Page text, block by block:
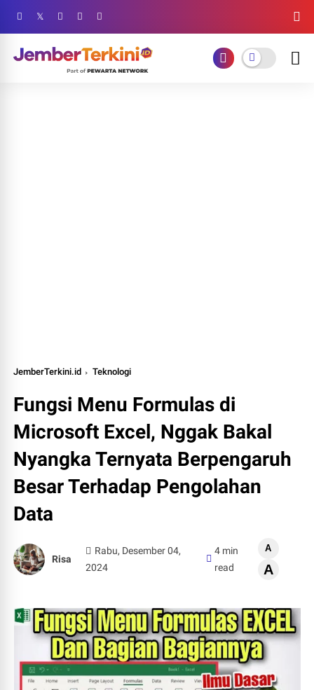
JemberTerkini.id Teknologi
Fungsi Menu Formulas di
Microsoft Excel, Nggak Bakal
Nyangka Ternyata Berpengaruh
Besar Terhadap Pengolahan
Data
Risa
Rabu, Desember 04,
2024
4 min
read
A
A